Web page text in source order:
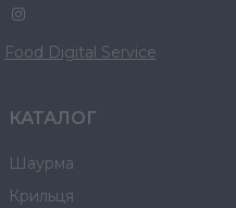
Food Digital Service
КАТАЛОГ
Шаурма
Крильця